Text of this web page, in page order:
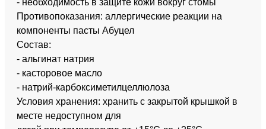
Противопоказания: аллергические реакции на
компоненты пасты Абуцел
Состав:
- альгинат натрия
- касторовое масло
- натрий-карбоксиметилцеллюлоза
Условия хранения: хранить с закрытой крышкой в
месте недоступном для